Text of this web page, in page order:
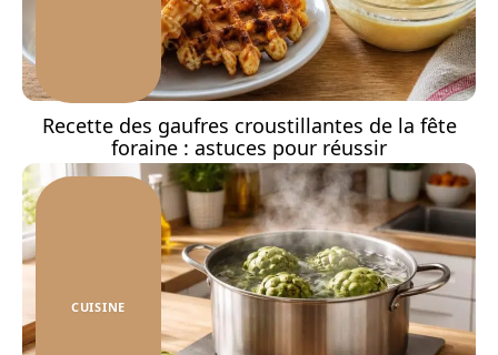
Recette des gaufres croustillantes de la fête
foraine : astuces pour réussir
CUISINE